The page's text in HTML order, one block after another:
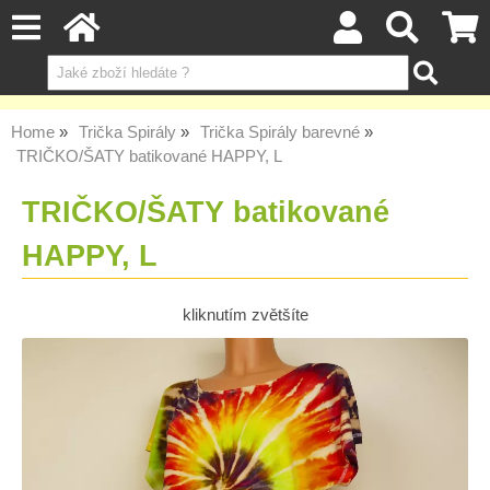
Home Trička Spirály
Trička Spirály barevné
TRIČKO/ŠATY batikované HAPPY, L
TRIČKO/ŠATY batikované
HAPPY, L
kliknutím zvětšíte